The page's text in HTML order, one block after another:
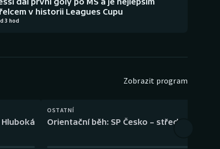
v historii Leagues Cupu
3 hod
Zobrazit program
OSTATNÍ
Orientační běh: SP Česko – střední trať